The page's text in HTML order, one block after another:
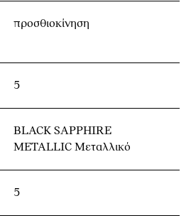
προσθιοκίνηση
5
BLACK SAPPHIRE
METALLIC Μεταλλικό
5